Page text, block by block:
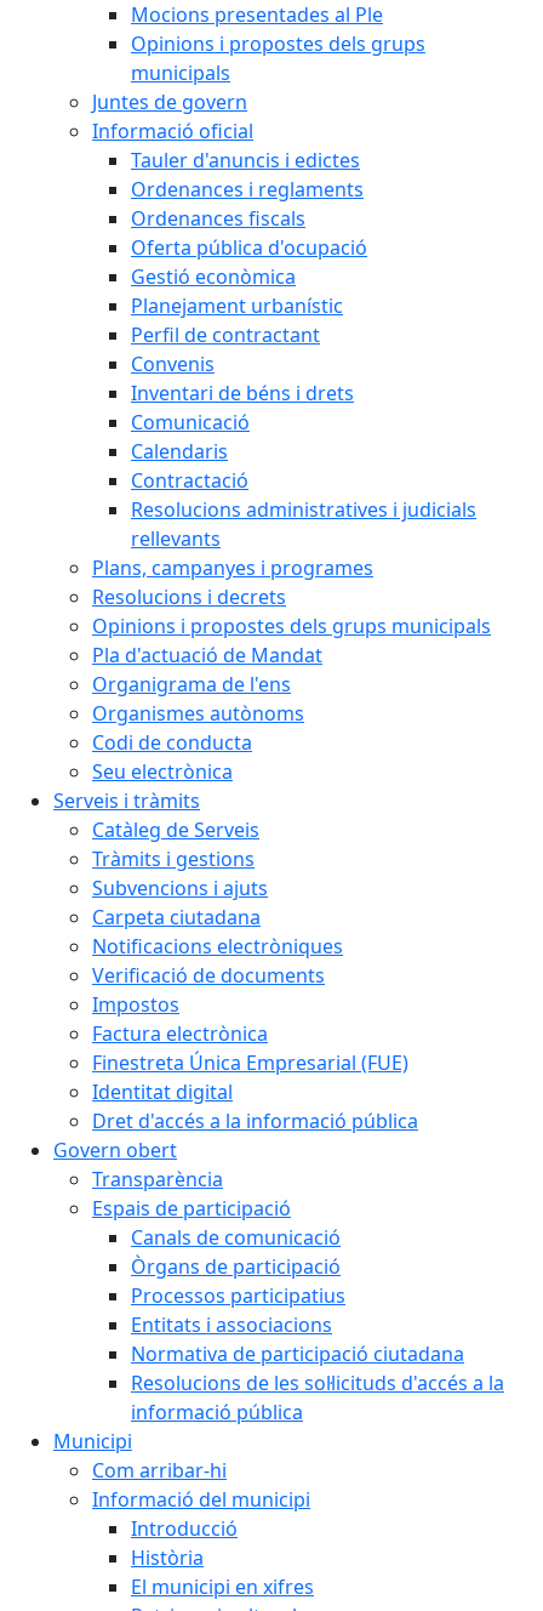
Mocions presentades al Ple
Opinions i propostes dels grups
municipals
Juntes de govern
Informació oficial
Tauler d'anuncis i edictes
Ordenances i reglaments
Ordenances fiscals
Oferta pública d'ocupació
Gestió econòmica
Planejament urbanístic
Perfil de contractant
Convenis
Inventari de béns i drets
Comunicació
Calendaris
Contractació
Resolucions administratives i judicials
rellevants
Plans, campanyes i programes
Resolucions i decrets
Opinions i propostes dels grups municipals
Pla d'actuació de Mandat
Organigrama de l'ens
Organismes autònoms
Codi de conducta
Seu electrònica
Serveis i tràmits
Catàleg de Serveis
Tràmits i gestions
Subvencions i ajuts
Carpeta ciutadana
Notificacions electròniques
Verificació de documents
Impostos
Factura electrònica
Finestreta Única Empresarial (FUE)
Identitat digital
Dret d'accés a la informació pública
Govern obert
Transparència
Espais de participació
Canals de comunicació
Òrgans de participació
Processos participatius
Entitats i associacions
Normativa de participació ciutadana
Resolucions de les sol·licituds d'accés a la
informació pública
Municipi
Com arribar-hi
Informació del municipi
Introducció
Història
El municipi en xifres